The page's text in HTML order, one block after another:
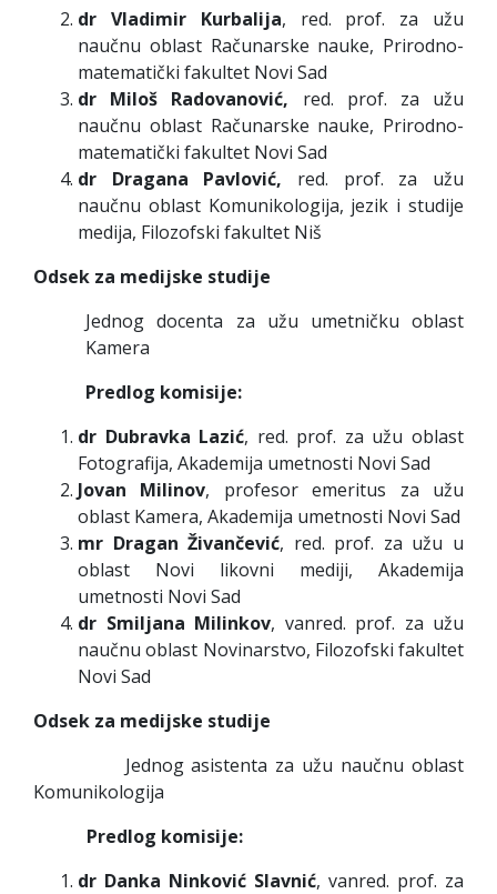
dr Vladimir Kurbalija, red. prof. za užu
naučnu oblast Računarske nauke, Prirodno-
matematički fakultet Novi Sad
dr Miloš Radovanović, red. prof. za užu
naučnu oblast Računarske nauke, Prirodno-
matematički fakultet Novi Sad
dr Dragana Pavlović, red. prof. za užu
naučnu oblast Komunikologija, jezik i studije
medija, Filozofski fakultet Niš
Odsek za medijske studije
Jednog docenta za užu umetničku oblast
Kamera
Predlog komisije:
dr Dubravka Lazić, red. prof. za užu oblast
Fotografija, Akademija umetnosti Novi Sad
Jovan Milinov, profesor emeritus za užu
oblast Kamera, Akademija umetnosti Novi Sad
mr Dragan Živančević, red. prof. za užu u
oblast Novi likovni mediji, Akademija
umetnosti Novi Sad
dr Smiljana Milinkov, vanred. prof. za užu
naučnu oblast Novinarstvo, Filozofski fakultet
Novi Sad
Odsek za medijske studije
Jednog asistenta za užu naučnu oblast
Komunikologija
Predlog komisije:
dr Danka Ninković Slavnić, vanred. prof. za